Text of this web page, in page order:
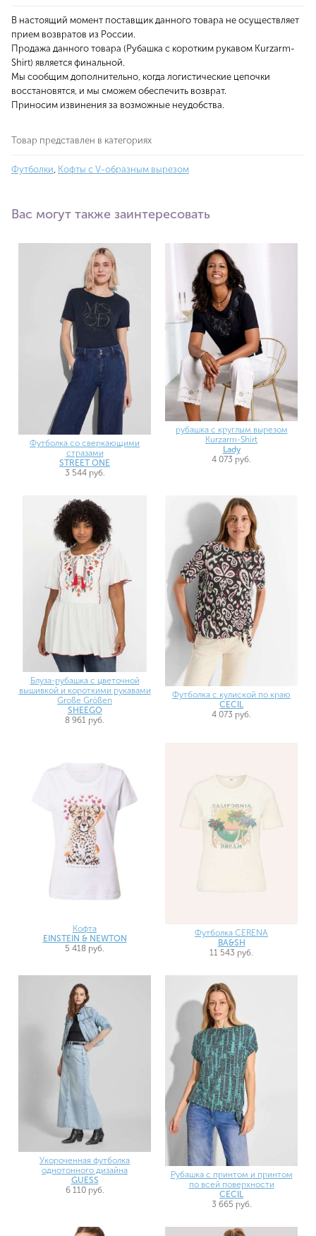
В настоящий момент поставщик данного товара не осуществляет
прием возвратов из России.
Продажа данного товара (Рубашка с коротким рукавом Kurzarm-
Shirt) является финальной.
Мы сообщим дополнительно, когда логистические цепочки
восстановятся, и мы сможем обеспечить возврат.
Приносим извинения за возможные неудобства.
Товар представлен в категориях
Футболки, Кофты с V-образным вырезом
Вас могут также заинтересовать
Футболка со сверкающими
стразами
STREET ONE
3 544 руб.
рубашка с круглым вырезом
Kurzarm-Shirt
Lady
4 073 руб.
Блуза-рубашка с цветочной
вышивкой и короткими рукавами
Große Größen
SHEEGO
8 961 руб.
Футболка с кулиской по краю
CECIL
4 073 руб.
Кофта
EINSTEIN & NEWTON
5 418 руб.
Футболка CERENA
BA&SH
11 543 руб.
Укороченная футболка
однотонного дизайна
GUESS
6 110 руб.
Рубашка с принтом и принтом
по всей поверхности
CECIL
3 665 руб.